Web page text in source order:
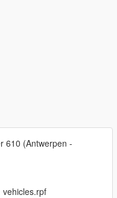
610 (Antwerpen -
vehicles.rpf